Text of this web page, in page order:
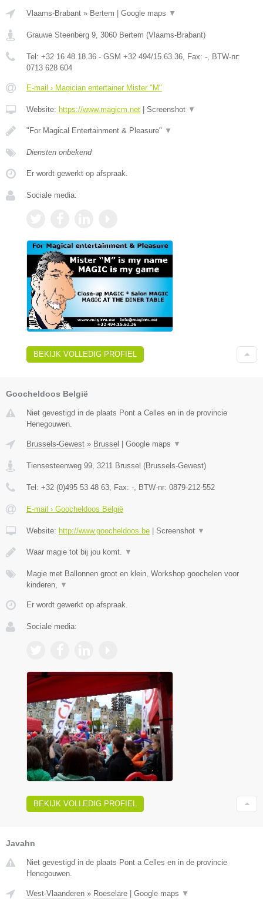
Vlaams-Brabant » Bertem Google maps ▼
Grauwe Steenberg 9, 3060 Bertem (Vlaams-Brabant)
Tel: +32 16 48.18.36 - GSM +32 494/15.63.36, Fax: -, BTW-nr:
0713 628 604
E-mail › Magician entertainer Mister "M"
Website: https://www.magicm.net Screenshot ▼
"For Magical Entertainment & Pleasure" ▼
Diensten onbekend
Er wordt gewerkt op afspraak.
Sociale media:
BEKIJK VOLLEDIG PROFIEL
Goocheldoos België
Niet gevestigd in de plaats Pont a Celles en in de provincie
Henegouwen.
Brussels-Gewest » Brussel Google maps ▼
Tiensesteenweg 99, 3211 Brussel (Brussels-Gewest)
Tel: +32 (0)495 53 48 63, Fax: -, BTW-nr: 0879-212-552
E-mail › Goocheldoos België
Website: http://www.goocheldoos.be Screenshot ▼
Waar magie tot bij jou komt. ▼
Magie met Ballonnen groot en klein, Workshop goochelen voor
kinderen, ▼
Er wordt gewerkt op afspraak.
Sociale media:
BEKIJK VOLLEDIG PROFIEL
Javahn
Niet gevestigd in de plaats Pont a Celles en in de provincie
Henegouwen.
West-Vlaanderen » Roeselare | Google maps ▼